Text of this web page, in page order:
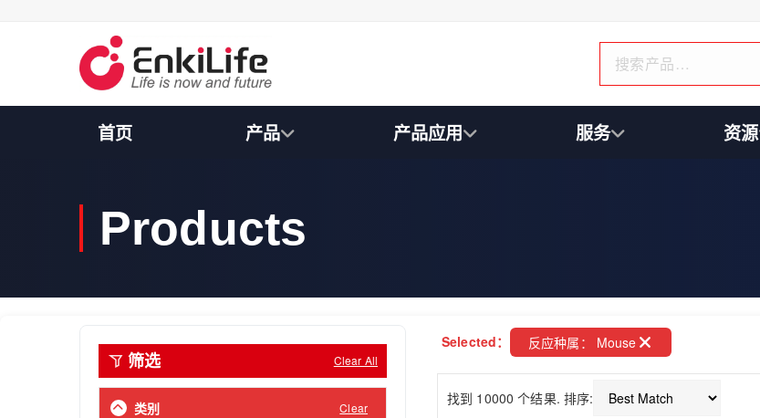
首页 产品 产品应用 服务 资源
Products
筛选 Clear All
类别 Clear
Human(20401)
Selected： 反应种属： Mouse
找到 10000 个结果. 排序: